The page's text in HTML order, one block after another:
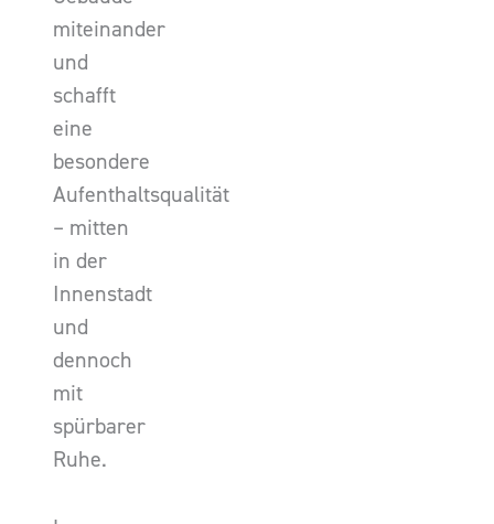
miteinander
und
schafft
eine
besondere
Aufenthaltsqualität
– mitten
in der
Innenstadt
und
dennoch
mit
spürbarer
Ruhe.